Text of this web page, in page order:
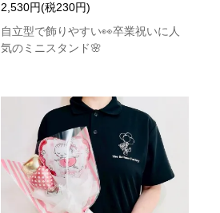
2,530円(税230円)
自立型で飾りやすい👀卒業祝いに人
気のミニスタンド🌸